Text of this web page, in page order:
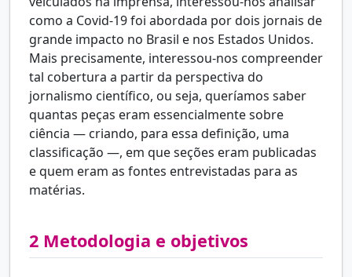
como a Covid-19 foi abordada por dois jornais de
grande impacto no Brasil e nos Estados Unidos.
Mais precisamente, interessou-nos compreender
tal cobertura a partir da perspectiva do
jornalismo científico, ou seja, queríamos saber
quantas peças eram essencialmente sobre
ciência — criando, para essa definição, uma
classificação —, em que seções eram publicadas
e quem eram as fontes entrevistadas para as
matérias.
2 Metodologia e objetivos